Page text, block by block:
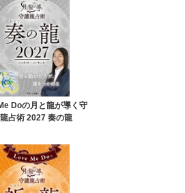
Doの月と龍が導く守
占術 2027 奏の龍